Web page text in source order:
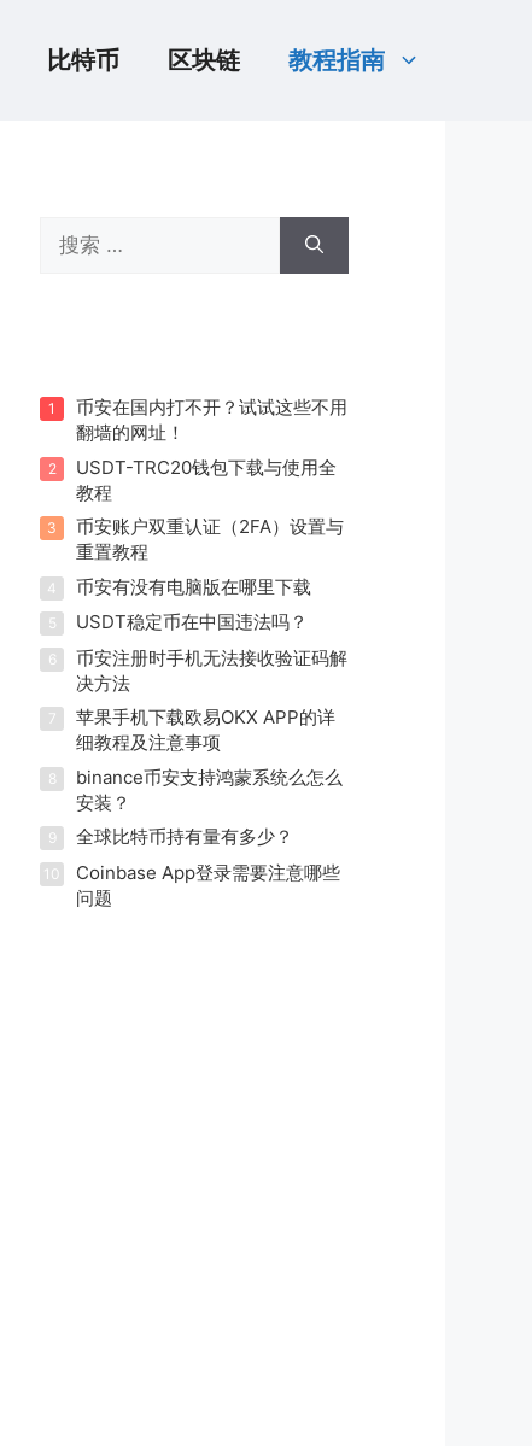
比特币 区块链 教程指南
索：
1
币安在国内打不开？试试这些不用
翻墙的网址！
2
USDT-TRC20钱包下载与使用全
教程
3
币安账户双重认证（2FA）设置与
重置教程
4 币安有没有电脑版在哪里下载
5 USDT稳定币在中国违法吗？
6
币安注册时手机无法接收验证码解
决方法
7
苹果手机下载欧易OKX APP的详
细教程及注意事项
8
binance币安支持鸿蒙系统么怎么
安装？
9 全球比特币持有量有多少？
10
Coinbase App登录需要注意哪些
问题